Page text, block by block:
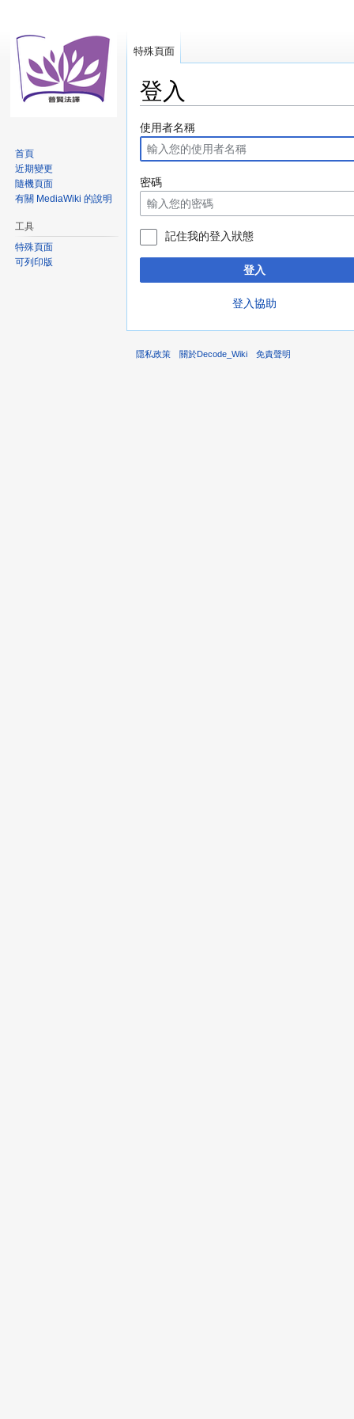
登入
跳
至
導
覽
跳
至
搜
尋
使用者名稱
密碼
記住我的登入狀態
登入
登入協助
特殊頁面
首頁
近期變更
隨機頁面
有關 MediaWiki 的說明
工具
特殊頁面
可列印版
隱私政策 關於Decode_Wiki 免責聲明